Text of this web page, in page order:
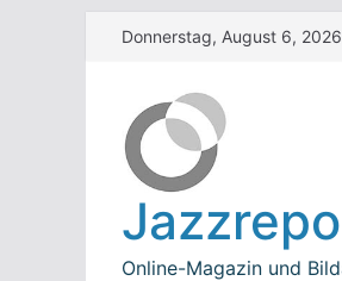
SkipDonnerstag, August 6, 2026
Online-Magazin und